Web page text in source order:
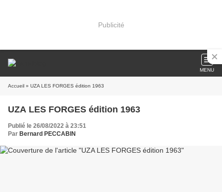
Publicité
MENU
Accueil » UZA LES FORGES édition 1963
UZA LES FORGES édition 1963
Publié le 26/08/2022 à 23:51
Par Bernard PECCABIN